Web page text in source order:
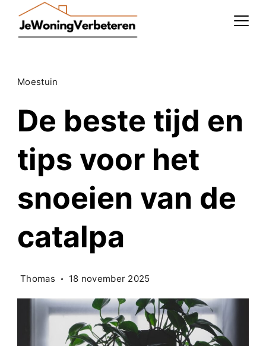
Moestuin
De beste tijd en
tips voor het
snoeien van de
catalpa
Thomas 18 november 2025